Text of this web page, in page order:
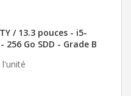
/ 13.3 pouces - i5-
256 Go SDD - Grade B
l'unité